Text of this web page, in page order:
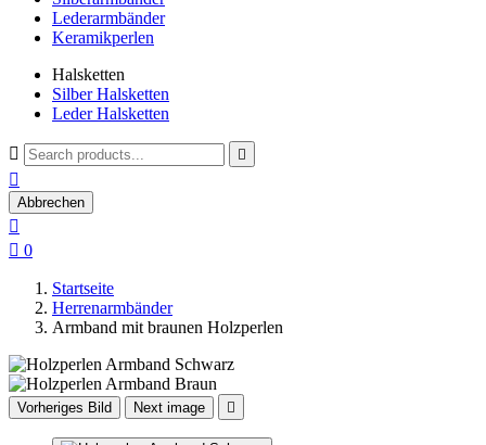
Lederarmbänder
Keramikperlen
Halsketten
Silber Halsketten
Leder Halsketten
 

Abbrechen

 0
Startseite
Herrenarmbänder
Armband mit braunen Holzperlen
Vorheriges Bild Next image 